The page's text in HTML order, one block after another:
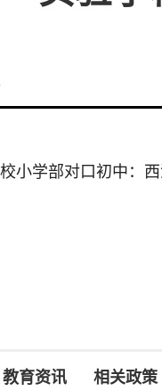
小学部对口初中：
教育资讯 相关政策